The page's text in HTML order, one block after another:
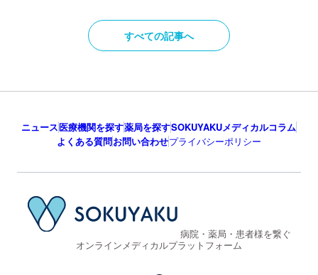
すべての記事へ
ニュース医療機関を探す薬局を探すSOKUYAKUメディカルコラム
よくある質問お問い合わせプライバシーポリシー
病院・薬局・患者様を繋ぐ
オンラインメディカルプラットフォーム